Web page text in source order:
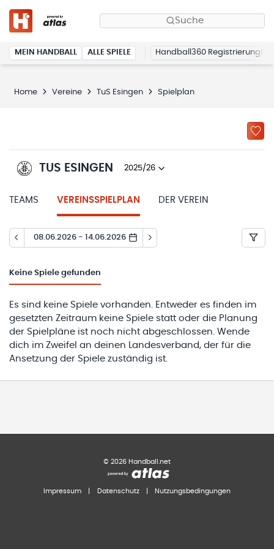
Suche
MEIN HANDBALL ALLE SPIELE Handball360 Registrierung
Home Vereine TuS Esingen Spielplan
TUS ESINGEN 2025/26
TEAMS VEREINSSPIELPLAN DER VEREIN
08.06.2026 - 14.06.2026
Keine Spiele gefunden
Es sind keine Spiele vorhanden. Entweder es finden im
gesetzten Zeitraum keine Spiele statt oder die Planung
der Spielpläne ist noch nicht abgeschlossen. Wende
dich im Zweifel an deinen Landesverband, der für die
Ansetzung der Spiele zuständig ist.
© 2026 Handball.net
Impressum Datenschutz Nutzungsbedingungen